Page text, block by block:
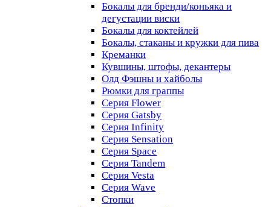
Бокалы для бренди/коньяка и
дегустации виски
Бокалы для коктейлей
Бокалы, стаканы и кружки для пива
Креманки
Кувшины, штофы, декантеры
Олд Фэшны и хайболы
Рюмки для граппы
Серия Flower
Серия Gatsby
Серия Infinity
Серия Sensation
Серия Space
Серия Tandem
Серия Vesta
Серия Wave
Стопки